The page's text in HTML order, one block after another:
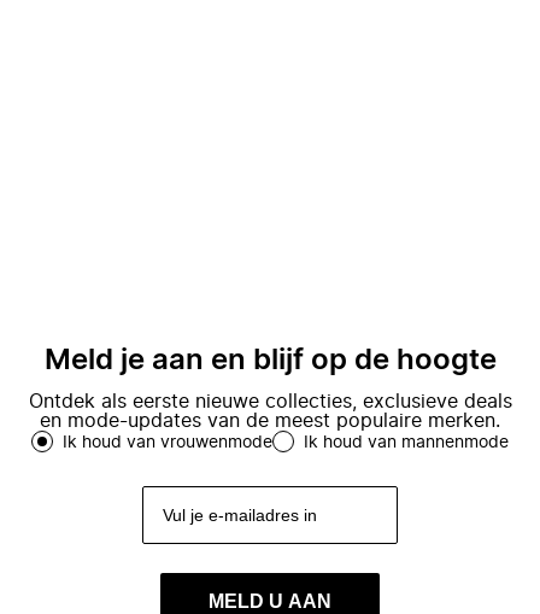
Meld je aan en blijf op de hoogte
Ontdek als eerste nieuwe collecties, exclusieve deals
en mode-updates van de meest populaire merken.
Ik houd van vrouwenmode Ik houd van mannenmode
MELD U AAN